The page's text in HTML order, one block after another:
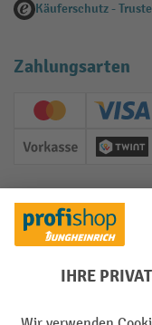
Käuferschutz -
Zahlungsarten
Creditcard
Vorkasse Twint
Soziale Netzwerke
Facebook
YouTube
LinkedIn
Sprachen